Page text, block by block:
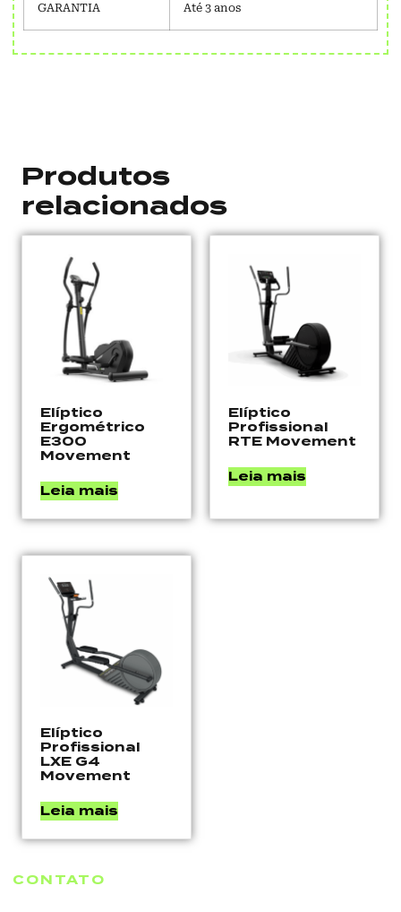
GARANTIA Até 3 anos
Produtos
relacionados
Elíptico
Ergométrico
E300
Movement
Leia mais
Elíptico
Profissional
RTE Movement
Leia mais
Elíptico
Profissional
LXE G4
Movement
Leia mais
CONTATO